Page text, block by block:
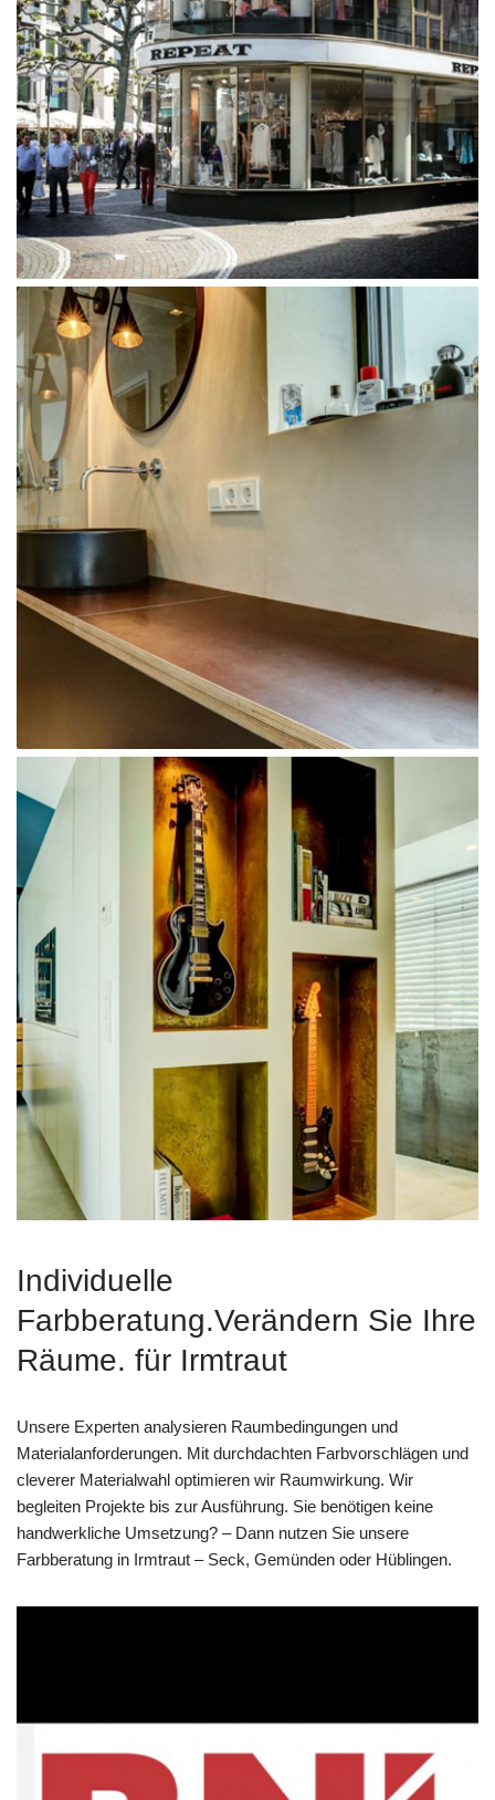
Individuelle
Farbberatung.Verändern Sie Ihre
Räume. für Irmtraut
Unsere Experten analysieren Raumbedingungen und
Materialanforderungen. Mit durchdachten Farbvorschlägen und
cleverer Materialwahl optimieren wir Raumwirkung. Wir
begleiten Projekte bis zur Ausführung. Sie benötigen keine
handwerkliche Umsetzung? – Dann nutzen Sie unsere
Farbberatung in Irmtraut – Seck, Gemünden oder Hüblingen.